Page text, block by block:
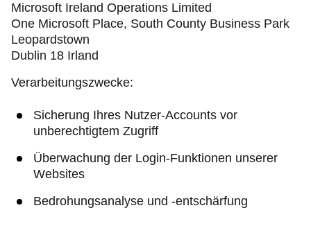
Microsoft Ireland Operations Limited
One Microsoft Place, South County Business Park
Leopardstown
Dublin 18 Irland
Verarbeitungszwecke:
Sicherung Ihres Nutzer-Accounts vor
unberechtigtem Zugriff
Überwachung der Login-Funktionen unserer
Websites
Bedrohungsanalyse und -entschärfung